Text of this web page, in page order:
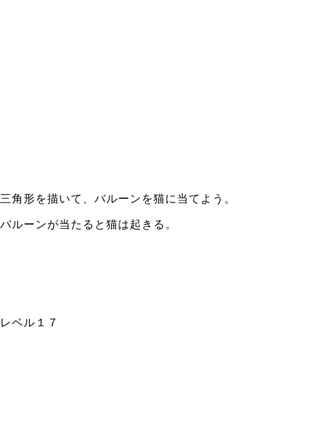
三角形を描いて、バルーンを猫に当てよう。
バルーンが当たると猫は起きる。
レベル１７